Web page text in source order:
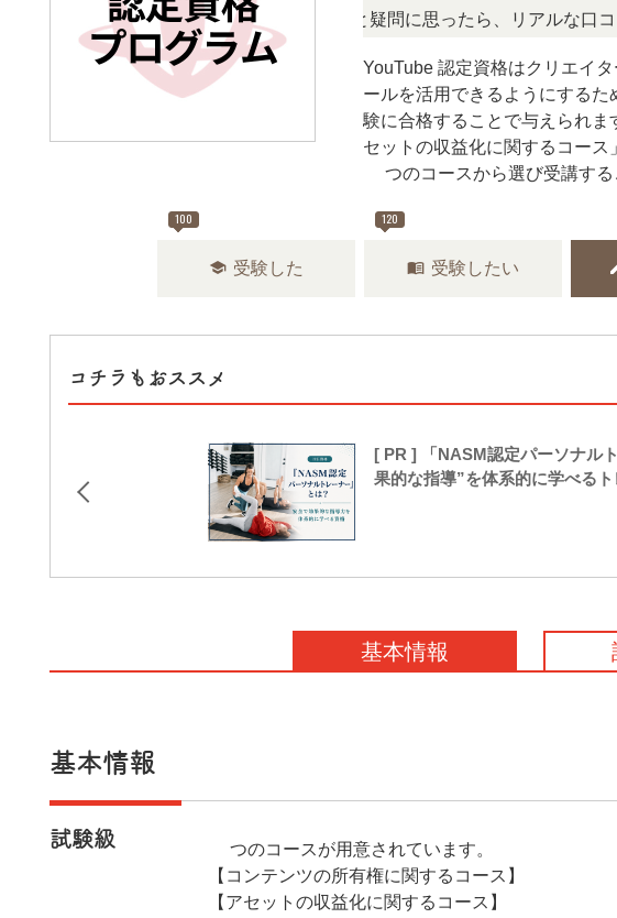
検定、難しい？」「どんな試験？」と疑問に思ったら、リアルな口コミや
YouTube 認定資格はクリエイ
ールを活用できるようにする
験に合格することで与えられ
セットの収益化に関するコー
4つのコースから選び受講する
100
school 受験した
120
menu_book 受験したい
コチラもおススメ
[ PR ] 「NASM認定パーソナル
果的な指導”を体系的に学べる
基本情報
基本情報
試験級
4つのコースが用意されています。
【コンテンツの所有権に関するコース】
【アセットの収益化に関するコース】